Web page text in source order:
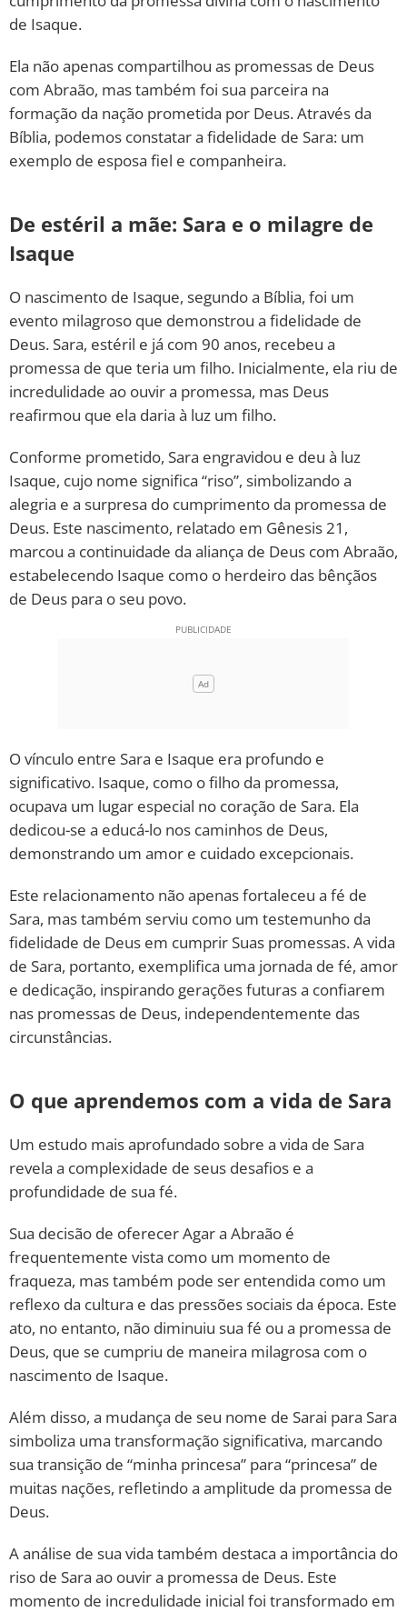
de Isaque.
Ela não apenas compartilhou as promessas de Deus
com Abraão, mas também foi sua parceira na
formação da nação prometida por Deus. Através da
Bíblia, podemos constatar a fidelidade de Sara: um
exemplo de esposa fiel e companheira.
De estéril a mãe: Sara e o milagre de
Isaque
O nascimento de Isaque, segundo a Bíblia, foi um
evento milagroso que demonstrou a fidelidade de
Deus. Sara, estéril e já com 90 anos, recebeu a
promessa de que teria um filho. Inicialmente, ela riu de
incredulidade ao ouvir a promessa, mas Deus
reafirmou que ela daria à luz um filho.
Conforme prometido, Sara engravidou e deu à luz
Isaque, cujo nome significa “riso”, simbolizando a
alegria e a surpresa do cumprimento da promessa de
Deus. Este nascimento, relatado em Gênesis 21,
marcou a continuidade da aliança de Deus com Abraão,
estabelecendo Isaque como o herdeiro das bênçãos
de Deus para o seu povo.
O vínculo entre Sara e Isaque era profundo e
significativo. Isaque, como o filho da promessa,
ocupava um lugar especial no coração de Sara. Ela
dedicou-se a educá-lo nos caminhos de Deus,
demonstrando um amor e cuidado excepcionais.
Este relacionamento não apenas fortaleceu a fé de
Sara, mas também serviu como um testemunho da
fidelidade de Deus em cumprir Suas promessas. A vida
de Sara, portanto, exemplifica uma jornada de fé, amor
e dedicação, inspirando gerações futuras a confiarem
nas promessas de Deus, independentemente das
circunstâncias.
O que aprendemos com a vida de Sara
Um estudo mais aprofundado sobre a vida de Sara
revela a complexidade de seus desafios e a
profundidade de sua fé.
Sua decisão de oferecer Agar a Abraão é
frequentemente vista como um momento de
fraqueza, mas também pode ser entendida como um
reflexo da cultura e das pressões sociais da época. Este
ato, no entanto, não diminuiu sua fé ou a promessa de
Deus, que se cumpriu de maneira milagrosa com o
nascimento de Isaque.
Além disso, a mudança de seu nome de Sarai para Sara
simboliza uma transformação significativa, marcando
sua transição de “minha princesa” para “princesa” de
muitas nações, refletindo a amplitude da promessa de
Deus.
A análise de sua vida também destaca a importância do
riso de Sara ao ouvir a promessa de Deus. Este
momento de incredulidade inicial foi transformado em